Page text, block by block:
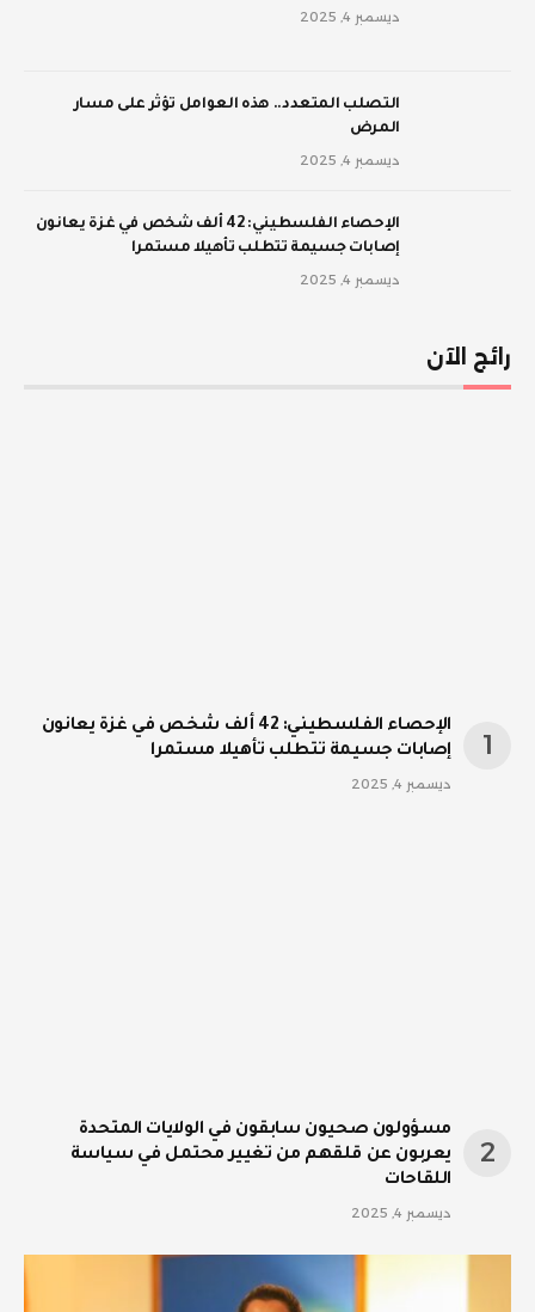
ديسمبر 4, 2025
‫التصلب المتعدد.. هذه العوامل تؤثر على مسار
المرض
ديسمبر 4, 2025
الإحصاء الفلسطيني: 42 ألف شخص في غزة يعانون
إصابات جسيمة تتطلب تأهيلا مستمرا
ديسمبر 4, 2025
رائج الآن
الإحصاء الفلسطيني: 42 ألف شخص في غزة يعانون
إصابات جسيمة تتطلب تأهيلا مستمرا
ديسمبر 4, 2025
مسؤولون صحيون سابقون في الولايات المتحدة
يعربون عن قلقهم من تغيير محتمل في سياسة
اللقاحات
ديسمبر 4, 2025